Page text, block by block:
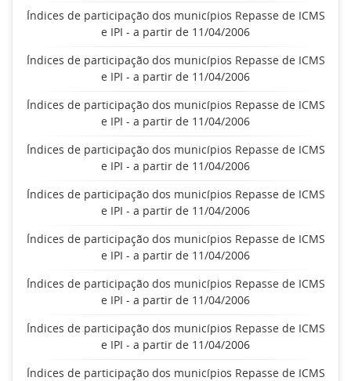
Índices de participação dos municípios Repasse de ICMS
e IPI - a partir de 11/04/2006
Índices de participação dos municípios Repasse de ICMS
e IPI - a partir de 11/04/2006
Índices de participação dos municípios Repasse de ICMS
e IPI - a partir de 11/04/2006
Índices de participação dos municípios Repasse de ICMS
e IPI - a partir de 11/04/2006
Índices de participação dos municípios Repasse de ICMS
e IPI - a partir de 11/04/2006
Índices de participação dos municípios Repasse de ICMS
e IPI - a partir de 11/04/2006
Índices de participação dos municípios Repasse de ICMS
e IPI - a partir de 11/04/2006
Índices de participação dos municípios Repasse de ICMS
e IPI - a partir de 11/04/2006
Índices de participação dos municípios Repasse de ICMS